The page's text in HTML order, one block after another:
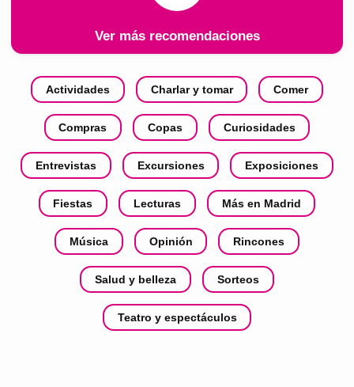
Ver más recomendaciones
Actividades Charlar y tomar Comer
Compras Copas Curiosidades
Entrevistas Excursiones Exposiciones
Fiestas Lecturas Más en Madrid
Música Opinión Rincones
Salud y belleza Sorteos
Teatro y espectáculos